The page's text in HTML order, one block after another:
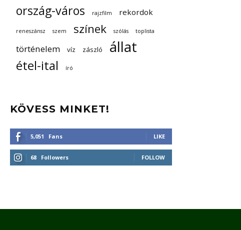
ország-város rajzfilm rekordok
reneszánsz szem színek szólás toplista
történelem víz zászló állat
étel-ital író
KÖVESS MINKET!
5,051 Fans LIKE
68 Followers FOLLOW